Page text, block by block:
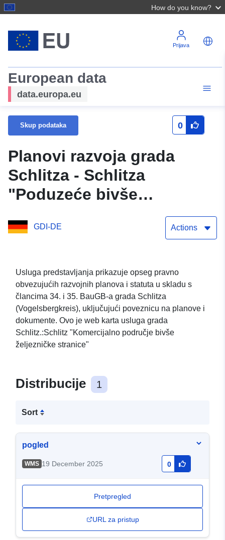
How do you know?
Prijava
European data
data.europa.eu
Skup podataka 0
Planovi razvoja grada
Schlitza - Schlitza
"Poduzeće bivše
GDI-DE Actions
Usluga predstavljanja prikazuje opseg pravno
obvezujućih razvojnih planova i statuta u skladu s
člancima 34. i 35. BauGB-a grada Schlitza
(Vogelsbergkreis), uključujući poveznicu na planove i
dokumente. Ovo je web karta usluga grada
Schlitz.:Schlitz "Komercijalno područje bivše
željezničke stranice"
Distribucije 1
Sort
pogled
WMS 19 December 2025 0
Pretpregled
URL za pristup